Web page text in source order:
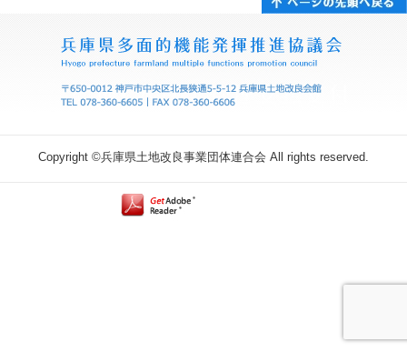
Copyright ©兵庫県土地改良事業団体連合会 All rights reserved.